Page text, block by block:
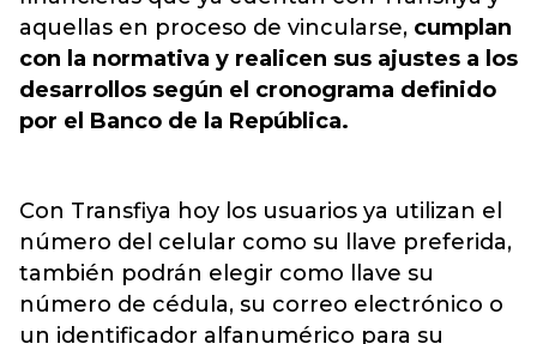
aquellas en proceso de vincularse, cumplan
con la normativa y realicen sus ajustes a los
desarrollos según el cronograma definido
por el Banco de la República.
Con Transfiya hoy los usuarios ya utilizan el
número del celular como su llave preferida,
también podrán elegir como llave su
número de cédula, su correo electrónico o
un identificador alfanumérico para su